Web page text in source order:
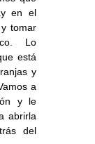
en el
tomar
Lo
está
y
a
y le
abrirla
del